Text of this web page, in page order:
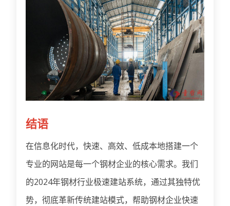
结语
在信息化时代，快速、高效、低成本地搭建一个
专业的网站是每一个钢材企业的核心需求。我们
的2024年钢材行业极速建站系统，通过其独特优
势，彻底革新传统建站模式，帮助钢材企业快速